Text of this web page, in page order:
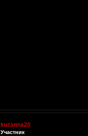
kuzanna20
Участник